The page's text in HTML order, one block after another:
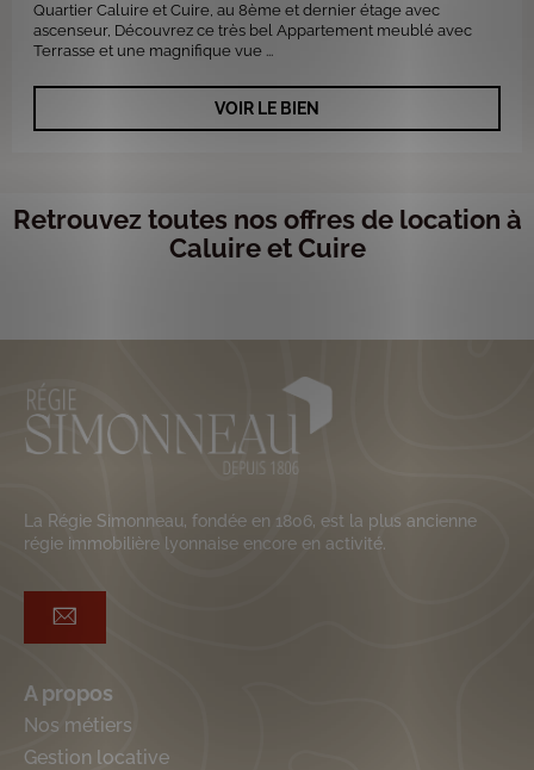
Quartier Caluire et Cuire, au 8ème et dernier étage avec
ascenseur, Découvrez ce très bel Appartement meublé avec
Terrasse et une magnifique vue ...
VOIR LE BIEN
Retrouvez toutes nos offres de location à
Caluire et Cuire
La Régie Simonneau, fondée en 1806, est la plus ancienne
régie immobilière lyonnaise encore en activité.
A propos
Nos métiers
Gestion locative